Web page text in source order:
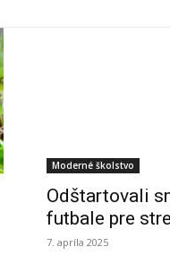
Moderné školstvo
Odštartovali
futbale pre
7. apríla 2025